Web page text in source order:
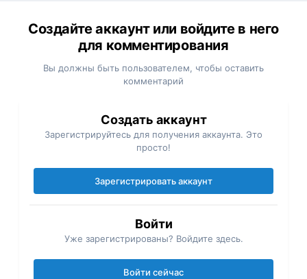
Создайте аккаунт или войдите в него
для комментирования
Вы должны быть пользователем, чтобы оставить
комментарий
Создать аккаунт
Зарегистрируйтесь для получения аккаунта. Это
просто!
Зарегистрировать аккаунт
Войти
Уже зарегистрированы? Войдите здесь.
Войти сейчас